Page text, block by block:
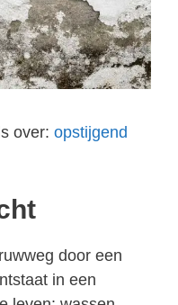
over: opstijgend
door een
in een